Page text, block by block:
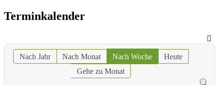
Terminkalender
Nach Jahr Nach Monat Nach Woche
Heute
Gehe zu Monat